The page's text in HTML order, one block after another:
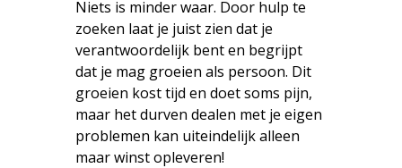
Niets is minder waar. Door hulp te
zoeken laat je juist zien dat je
verantwoordelijk bent en begrijpt
dat je mag groeien als persoon. Dit
groeien kost tijd en doet soms pijn,
maar het durven dealen met je eigen
problemen kan uiteindelijk alleen
maar winst opleveren!